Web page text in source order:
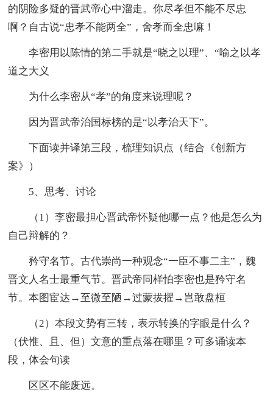
的阴险多疑的晋武帝心中溜走。你尽孝但不能不尽忠
啊？自古说“忠孝不能两全”，舍孝而全忠嘛！
李密用以陈情的第二手就是“晓之以理”、“喻之以孝
道之大义
为什么李密从“孝”的角度来说理呢？
因为晋武帝治国标榜的是“以孝治天下”。
下面读并译第三段，梳理知识点（结合《创新方
案》）
5、思考、讨论
（1）李密最担心晋武帝怀疑他哪一点？他是怎么为
自己辩解的？
矜守名节。古代崇尚一种观念“一臣不事二主”，魏
晋文人名士最重气节。晋武帝同样怕李密也是矜守名
节。本图宦达→至微至陋→过蒙拔擢→岂敢盘桓
（2）本段文势有三转，表示转换的字眼是什么？
（伏惟、且、但）文意的重点落在哪里？可多诵读本
段，体会句读
区区不能废远。